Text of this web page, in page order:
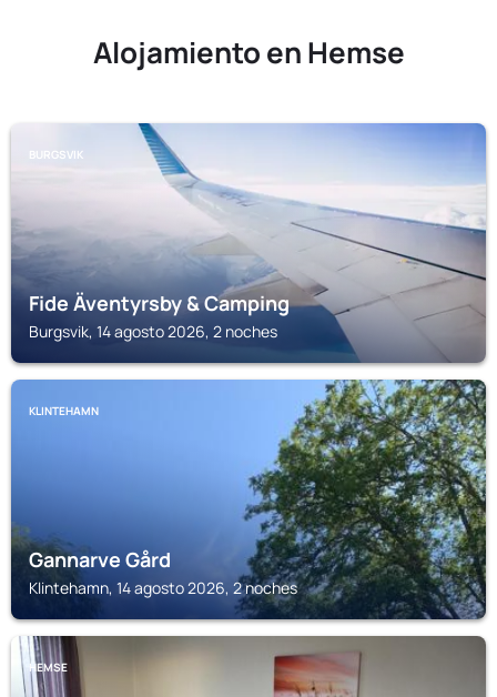
Alojamiento en Hemse
BURGSVIK
Fide Äventyrsby & Camping
Burgsvik, 14 agosto 2026, 2 noches
KLINTEHAMN
Gannarve Gård
Klintehamn, 14 agosto 2026, 2 noches
HEMSE